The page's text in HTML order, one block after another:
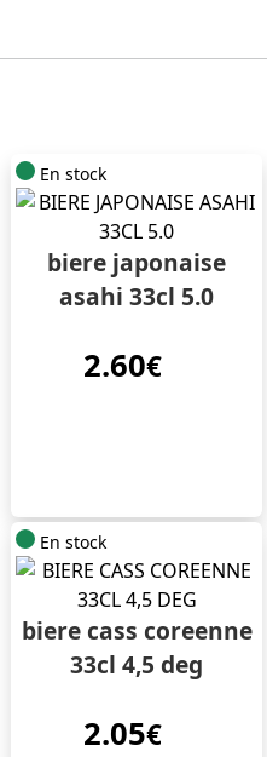
En stock
biere japonaise
asahi 33cl 5.0
2.60€
En stock
biere cass coreenne
33cl 4,5 deg
2.05€